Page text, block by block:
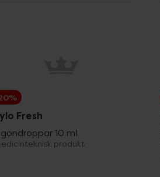
Fresh
10 ml
produkt